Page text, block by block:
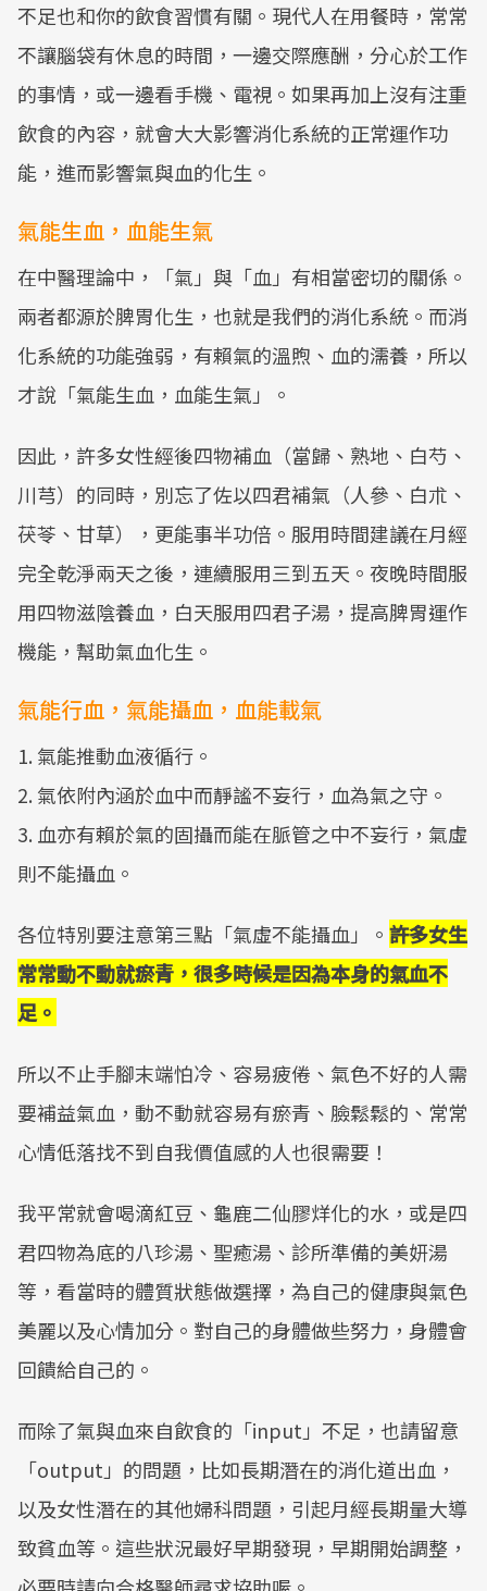
不足也和你的飲食習慣有關。現代人在用餐時，常常
不讓腦袋有休息的時間，一邊交際應酬，分心於工作
的事情，或一邊看手機、電視。如果再加上沒有注重
飲食的內容，就會大大影響消化系統的正常運作功
能，進而影響氣與血的化生。
氣能生血，血能生氣
在中醫理論中，「氣」與「血」有相當密切的關係。
兩者都源於脾胃化生，也就是我們的消化系統。而消
化系統的功能強弱，有賴氣的溫煦、血的濡養，所以
才說「氣能生血，血能生氣」。
因此，許多女性經後四物補血（當歸、熟地、白芍、
川芎）的同時，別忘了佐以四君補氣（人參、白朮、
茯苓、甘草），更能事半功倍。服用時間建議在月經
完全乾淨兩天之後，連續服用三到五天。夜晚時間服
用四物滋陰養血，白天服用四君子湯，提高脾胃運作
機能，幫助氣血化生。
氣能行血，氣能攝血，血能載氣
1. 氣能推動血液循行。
2. 氣依附內涵於血中而靜謐不妄行，血為氣之守。
3. 血亦有賴於氣的固攝而能在脈管之中不妄行，氣虛
則不能攝血。
各位特別要注意第三點「氣虛不能攝血」。 許多女生
常常動不動就瘀青，很多時候是因為本身的氣血不
足。
所以不止手腳末端怕冷、容易疲倦、氣色不好的人需
要補益氣血，動不動就容易有瘀青、臉鬆鬆的、常常
心情低落找不到自我價值感的人也很需要！
我平常就會喝滴紅豆、龜鹿二仙膠烊化的水，或是四
君四物為底的八珍湯、聖癒湯、診所準備的美妍湯
等，看當時的體質狀態做選擇，為自己的健康與氣色
美麗以及心情加分。對自己的身體做些努力，身體會
回饋給自己的。
而除了氣與血來自飲食的「input」不足，也請留意
「output」的問題，比如長期潛在的消化道出血，
以及女性潛在的其他婦科問題，引起月經長期量大導
致貧血等。這些狀況最好早期發現，早期開始調整，